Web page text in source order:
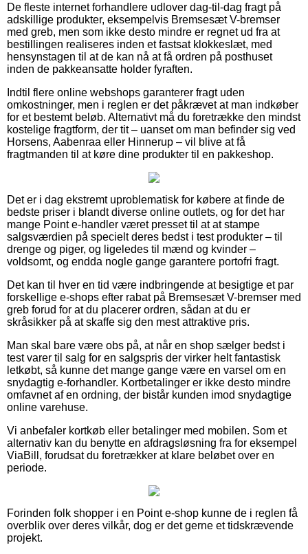
De fleste internet forhandlere udlover dag-til-dag fragt på
adskillige produkter, eksempelvis Bremsesæt V-bremser
med greb, men som ikke desto mindre er regnet ud fra at
bestillingen realiseres inden et fastsat klokkeslæt, med
hensynstagen til at de kan nå at få ordren på posthuset
inden de pakkeansatte holder fyraften.
Indtil flere online webshops garanterer fragt uden
omkostninger, men i reglen er det påkrævet at man indkøber
for et bestemt beløb. Alternativt må du foretrække den mindst
kostelige fragtform, der tit – uanset om man befinder sig ved
Horsens, Aabenraa eller Hinnerup – vil blive at få
fragtmanden til at køre dine produkter til en pakkeshop.
Det er i dag ekstremt uproblematisk for købere at finde de
bedste priser i blandt diverse online outlets, og for det har
mange Point e-handler været presset til at at stampe
salgsværdien på specielt deres bedst i test produkter – til
drenge og piger, og ligeledes til mænd og kvinder –
voldsomt, og endda nogle gange garantere portofri fragt.
Det kan til hver en tid være indbringende at besigtige et par
forskellige e-shops efter rabat på Bremsesæt V-bremser med
greb forud for at du placerer ordren, sådan at du er
skråsikker på at skaffe sig den mest attraktive pris.
Man skal bare være obs på, at når en shop sælger bedst i
test varer til salg for en salgspris der virker helt fantastisk
letkøbt, så kunne det mange gange være en varsel om en
snydagtig e-forhandler. Kortbetalinger er ikke desto mindre
omfavnet af en ordning, der bistår kunden imod snydagtige
online varehuse.
Vi anbefaler kortkøb eller betalinger med mobilen. Som et
alternativ kan du benytte en afdragsløsning fra for eksempel
ViaBill, forudsat du foretrækker at klare beløbet over en
periode.
Forinden folk shopper i en Point e-shop kunne de i reglen få
overblik over deres vilkår, dog er det gerne et tidskrævende
projekt.